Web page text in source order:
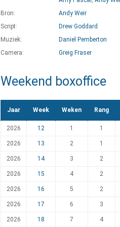
Bron:
Andy Weir
Script:
Drew Goddard
Muziek:
Daniel Pemberton
Camera:
Greig Fraser
Weekend boxoffice
Jaar Week Weken Rang
2026 12 1 1
2026 13 2 1
2026 14 3 2
2026 15 4 2
2026 16 5 2
2026 17 6 3
2026 18 7 4